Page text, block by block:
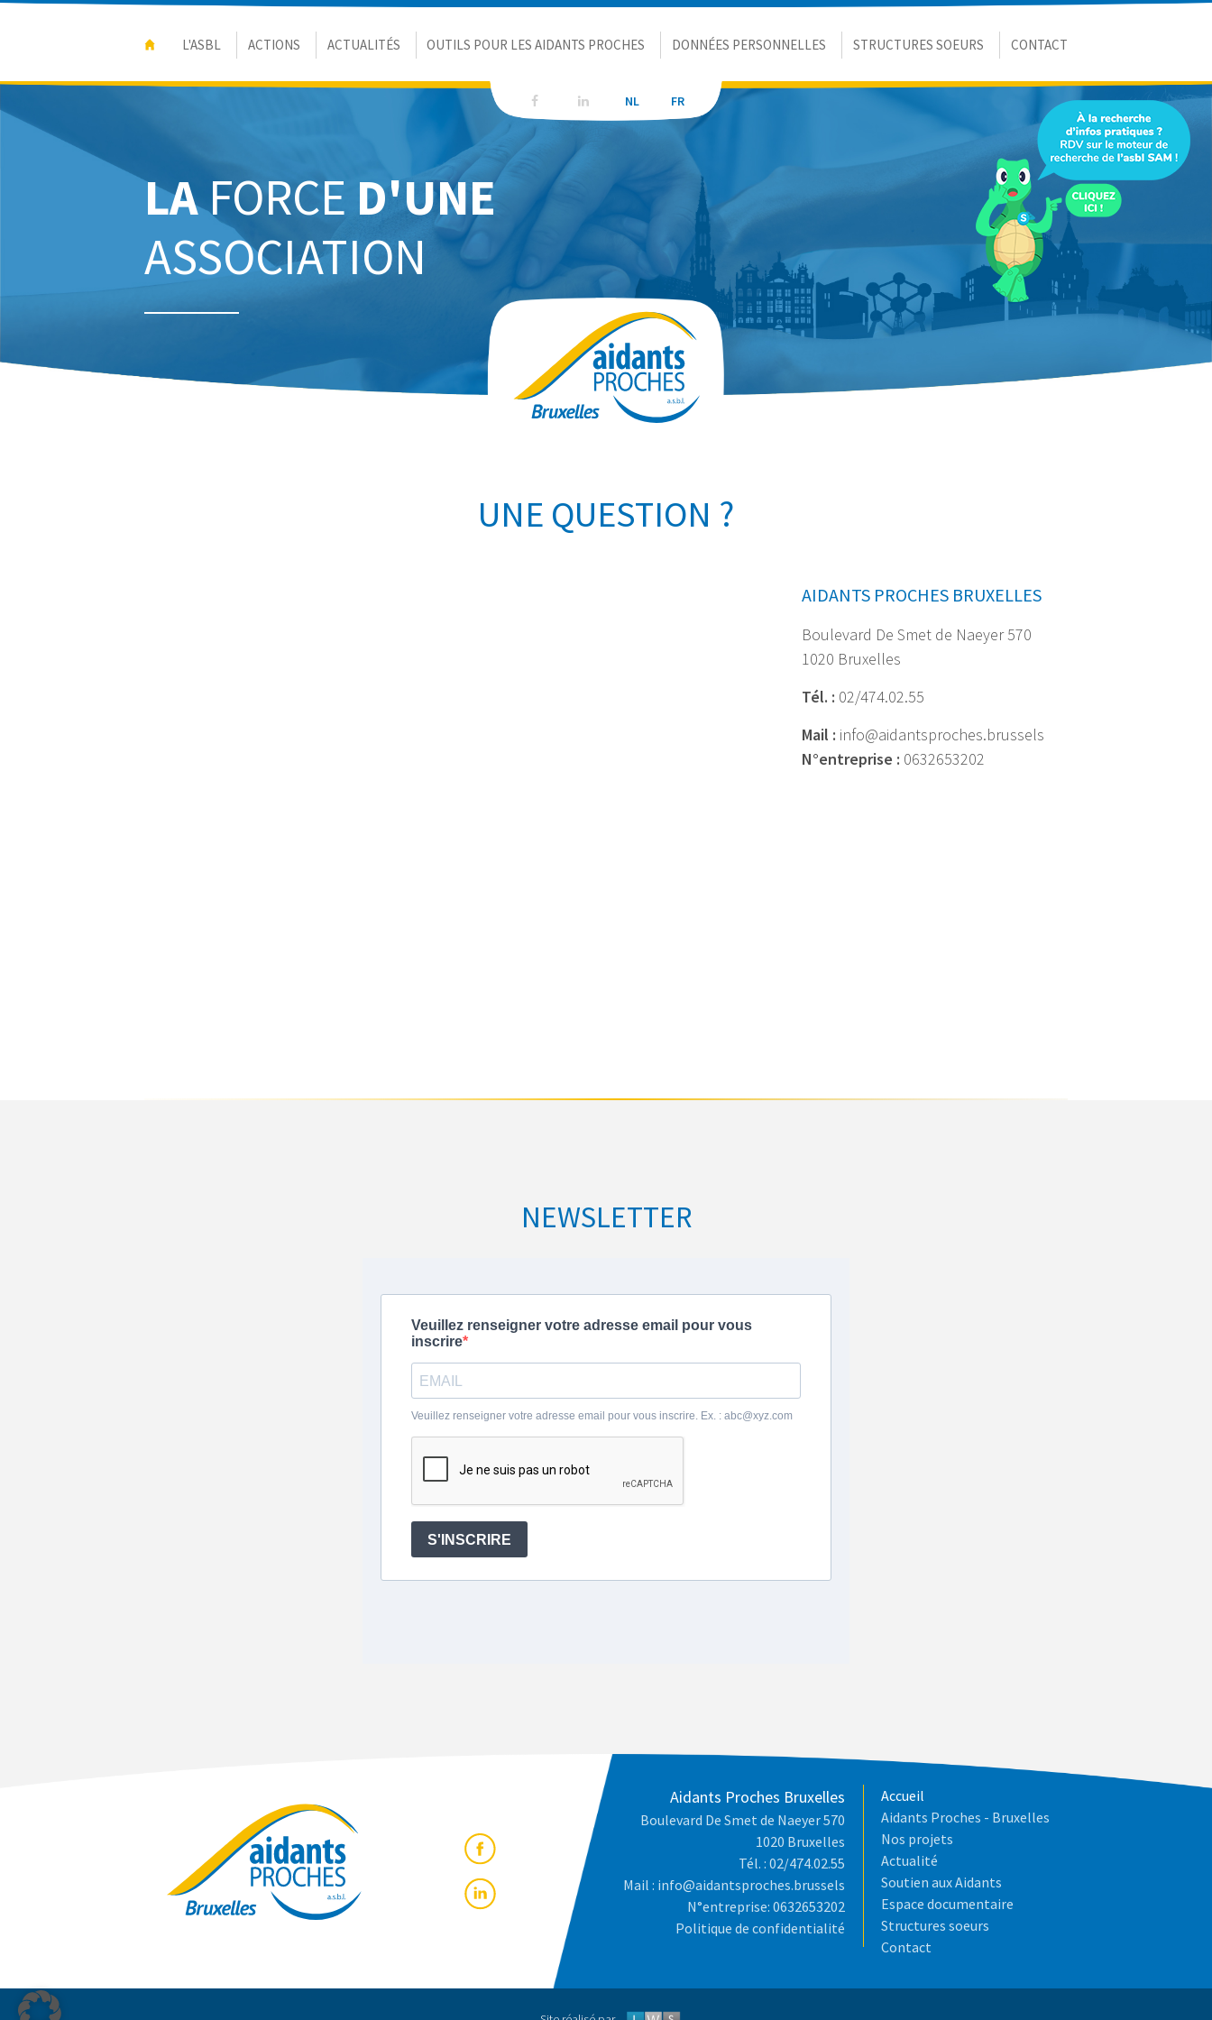
NL FR
L'ASBL ACTIONS ACTUALITÉS OUTILS POUR LES AIDANTS PROCHES DONNÉES PERSONNELLES STRUCTURES SOEURS CONTACT
NL FR
LAFORCE D'UNE
ASSOCIATION
UNE QUESTION ?
AIDANTS PROCHES BRUXELLES
Boulevard De Smet de Naeyer 570
1020 Bruxelles
Tél. : 02/474.02.55
Mail : info@aidantsproches.brussels
N°entreprise : 0632653202
NEWSLETTER
Aidants Proches Bruxelles
Boulevard De Smet de Naeyer 570
1020 Bruxelles
Tél. : 02/474.02.55
Mail : info@aidantsproches.brussels
N°entreprise: 0632653202
Politique de confidentialité
Accueil
Aidants Proches - Bruxelles
Nos projets
Actualité
Soutien aux Aidants
Espace documentaire
Structures soeurs
Contact